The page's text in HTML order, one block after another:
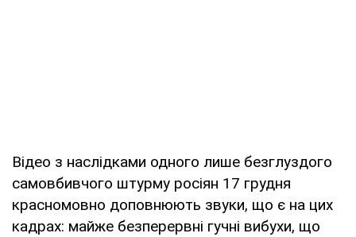
Відео з наслідками одного лише безглуздого
самовбивчого штурму росіян 17 грудня
красномовно доповнюють звуки, що є на цих
кадрах: майже безперервні гучні вибухи, що